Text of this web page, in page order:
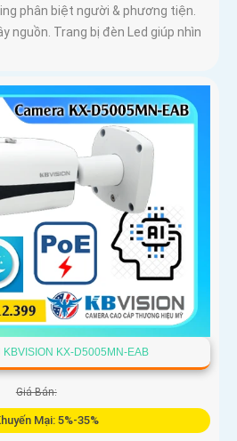
phân biệt người & phương tiện.
nguồn. Trang bị đèn Led giúp nhìn
KBVISION KX-D5005MN-EAB
Giá Bán:
Mại: 5%-35%